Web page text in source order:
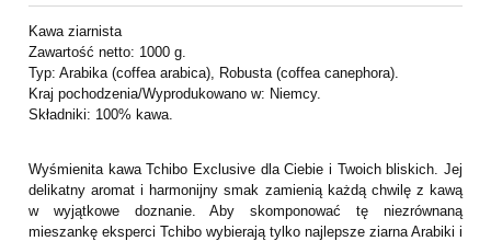
Kawa ziarnista
Zawartość netto: 1000 g.
Typ: Arabika (coffea arabica), Robusta (coffea canephora).
Kraj pochodzenia/Wyprodukowano w: Niemcy.
Składniki: 100% kawa.
Wyśmienita kawa Tchibo Exclusive dla Ciebie i Twoich bliskich. Jej
delikatny aromat i harmonijny smak zamienią każdą chwilę z kawą
w wyjątkowe doznanie. Aby skomponować tę niezrównaną
mieszankę eksperci Tchibo wybierają tylko najlepsze ziarna Arabiki i